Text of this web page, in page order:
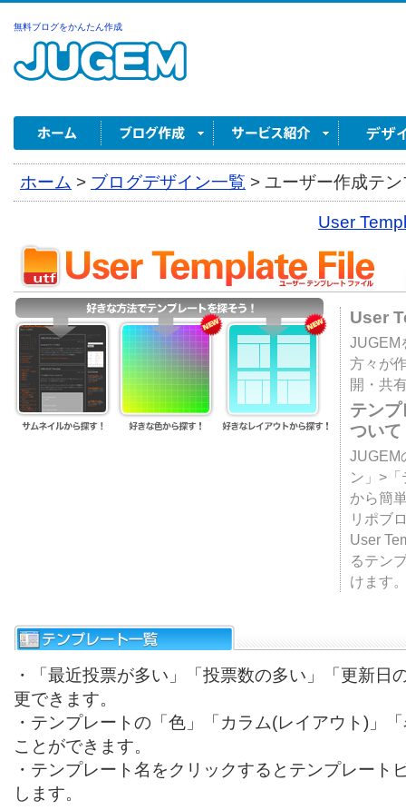
無料ブログをかんたん作成
ホーム > ブログデザイン一覧 > ユーザー作成テ
User
User
JUGEM
方々が
開・共
テン
ついて
JUGEM
ン」>
から簡
リポブ
User
るテン
けます
・「最近投票が多い」「投票数の多い」「更新日
更できます。
・テンプレートの「色」「カラム(レイアウト)」
ことができます。
・テンプレート名をクリックするとテンプレート
します。